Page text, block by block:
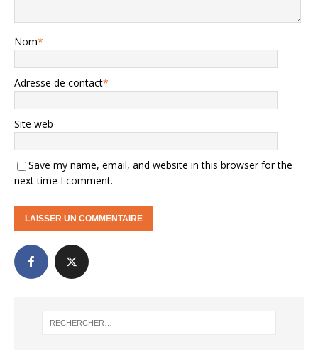
Nom*
Adresse de contact*
Site web
Save my name, email, and website in this browser for the
next time I comment.